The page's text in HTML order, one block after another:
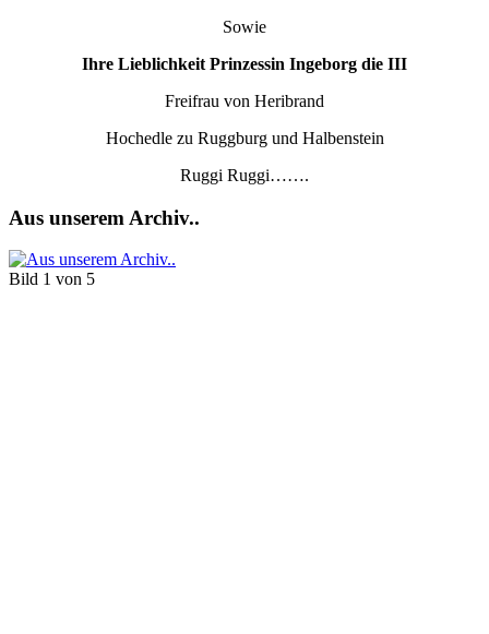
Sowie
Ihre Lieblichkeit Prinzessin Ingeborg die III
Freifrau von Heribrand
Hochedle zu Ruggburg und Halbenstein
Ruggi Ruggi…….
Aus unserem Archiv..
Bild 1 von 5